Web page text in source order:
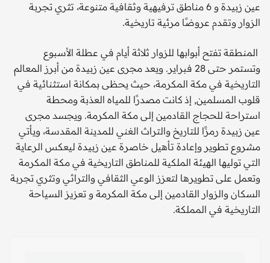
عين زبيدة و 6 مناطق ترفيهية وثقافية متنوعة، تثري تجربة
الزوار وتقدم عروضًا مرئية تاريخية.
المنطقة تفتح أبوابها للزوار ثلاثة أيام في عطلة الأسبوع
وتستمر حتى 28 فبراير. ويعد مجرى عين زبيدة من أبرز المعالم
التاريخية في مكة المكرمة، حيث يحظى بمكانة استثنائية في
قلوب المسلمين, إذ كانت مصدرًا للمياه العذبة ومحطة
استراحة للحجاج القادمين إلى مكة المكرمة. ويجسد مجرى
عين زبيدة رمزًا للتاريخ والتراث الغني للمدينة المقدسة، ويأتي
مشروع تطوير وإعادة تأهيل خاصرة عين زبيدة ليعكس الرعاية
التي توليها الهيئة الملكية للمناطق التاريخية في مكة المكرمة
وتعمل على تطويرها لتعزز الوعي الثقافي والتراثي وتثري تجربة
السكان والزوار القادمين إلى مكة المكرمة و تعزيز السياحة
التاريخية في المملكة.